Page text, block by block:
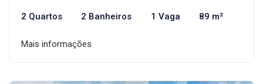
2 Quartos 2 Banheiros 1 Vaga 89 m²
Mais informações